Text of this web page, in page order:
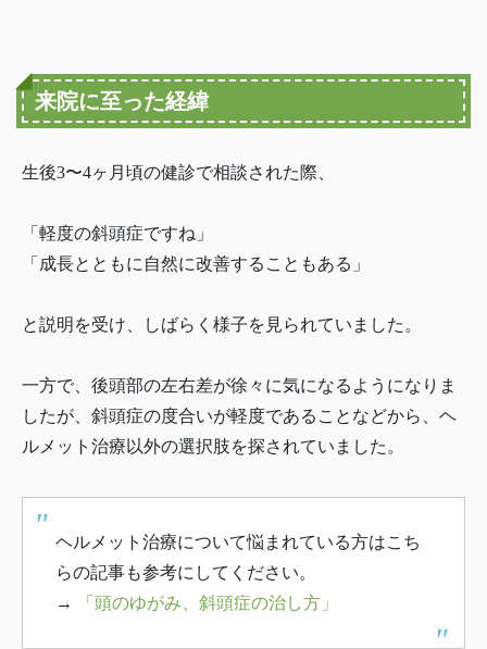
来院に至った経緯
生後3〜4ヶ月頃の健診で相談された際、
「軽度の斜頭症ですね」
「成長とともに自然に改善することもある」
と説明を受け、しばらく様子を見られていました。
一方で、後頭部の左右差が徐々に気になるようになりま
したが、斜頭症の度合いが軽度であることなどから、ヘ
ルメット治療以外の選択肢を探されていました。
ヘルメット治療について悩まれている方はこち
らの記事も参考にしてください。
→
「頭のゆがみ、斜頭症の治し方」